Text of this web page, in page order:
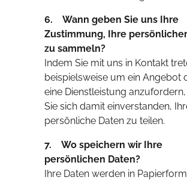
6. Wann geben Sie uns Ihre
Zustimmung, Ihre
zu sammeln?
Indem Sie mit uns in Kontakt
beispielsweise um ein Angebot
eine Dienstleistung
Sie sich damit einverstanden,
persönliche Daten zu teilen.
7. Wo speichern wir Ihre
persönlichen Daten?
Ihre Daten werden in